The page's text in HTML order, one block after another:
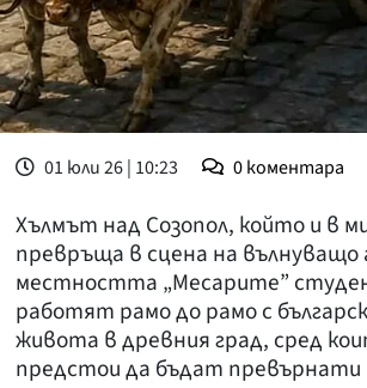
01 юли 26 | 10:23 0коментара
Хълмът над Созопол, който и в
превръща в сцена на вълнуващо
местността „Месарите”
работят рамо до рамо с
живота в древния град, сред
предстои да бъдат